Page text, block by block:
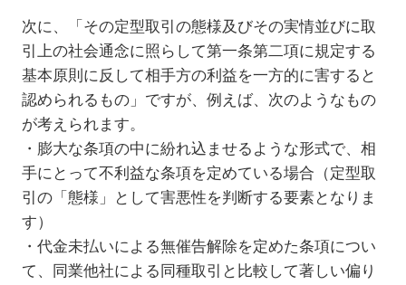
次に、「その定型取引の態様及びその実情並びに取
引上の社会通念に照らして第一条第二項に規定する
基本原則に反して相手方の利益を一方的に害すると
認められるもの」ですが、例えば、次のようなもの
が考えられます。
・膨大な条項の中に紛れ込ませるような形式で、相
手にとって不利益な条項を定めている場合（定型取
引の「態様」として害悪性を判断する要素となりま
す）
・代金未払いによる無催告解除を定めた条項につい
て、同業他社による同種取引と比較して著しい偏り